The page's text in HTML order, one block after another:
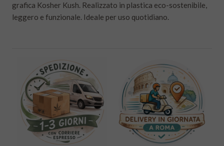
grafica Kosher Kush. Realizzato in plastica eco-sostenibile,
leggero e funzionale. Ideale per uso quotidiano.